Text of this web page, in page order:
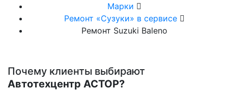
Марки
Ремонт «Сузуки» в сервисе
Ремонт Suzuki Baleno
Почему клиенты выбирают
Автотехцентр АСТОР?